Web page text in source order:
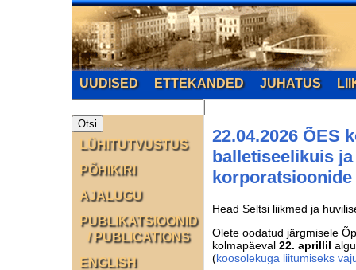
UUDISED ETTEKANDED JUHATUS
22.04.2026 ÕES
balletiseelikuis
Head Seltsi liikmed ja
Olete oodatud järgmisele
kolmapäeval 22. aprillil
(koosolekuga liitumiseks
LÜHITUTVUSTUS
PÕHIKIRI
AJALUGU
PUBLIKATSIOONID
/ PUBLICATIONS
ENGLISH